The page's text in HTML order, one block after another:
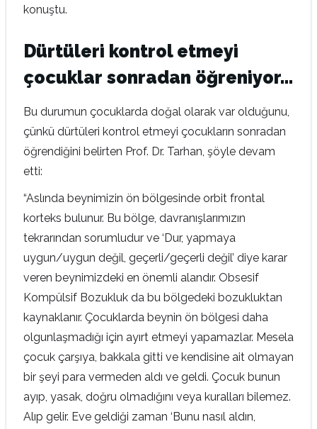
konuştu.
Dürtüleri kontrol etmeyi
çocuklar sonradan öğreniyor…
Bu durumun çocuklarda doğal olarak var olduğunu,
çünkü dürtüleri kontrol etmeyi çocukların sonradan
öğrendiğini belirten Prof. Dr. Tarhan, şöyle devam
etti:
“Aslında beynimizin ön bölgesinde orbit frontal
korteks bulunur. Bu bölge, davranışlarımızın
tekrarından sorumludur ve ‘Dur, yapmaya
uygun/uygun değil, geçerli/geçerli değil’ diye karar
veren beynimizdeki en önemli alandır. Obsesif
Kompülsif Bozukluk da bu bölgedeki bozukluktan
kaynaklanır. Çocuklarda beynin ön bölgesi daha
olgunlaşmadığı için ayırt etmeyi yapamazlar. Mesela
çocuk çarşıya, bakkala gitti ve kendisine ait olmayan
bir şeyi para vermeden aldı ve geldi. Çocuk bunun
ayıp, yasak, doğru olmadığını veya kuralları bilemez.
Alıp gelir. Eve geldiği zaman ‘Bunu nasıl aldın,